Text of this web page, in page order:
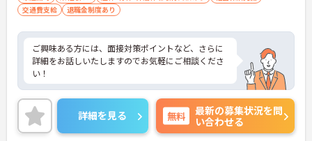
交通費支給
退職金制度あり
ご興味ある方には、面接対策ポイントなど、さらに
詳細をお話しいたしますのでお気軽にご相談くださ
い！
詳細を見る 無料
最新の募集状況を問
い合わせる